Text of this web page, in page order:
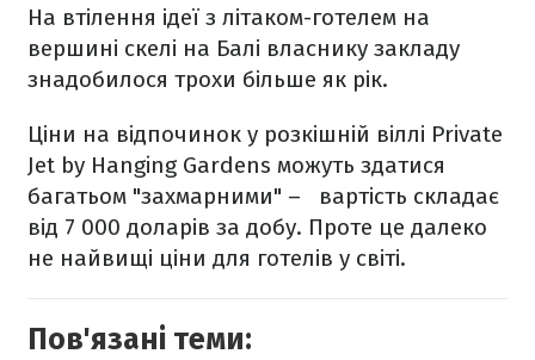
На втілення ідеї з літаком-готелем на
вершині скелі на Балі власнику закладу
знадобилося трохи більше як рік.
Ціни на відпочинок у розкішній віллі Private
Jet by Hanging Gardens можуть здатися
багатьом "захмарними" –
вартість складає
від 7 000 доларів за добу. Проте це далеко
не найвищі ціни для готелів у світі.
Пов'язані теми: